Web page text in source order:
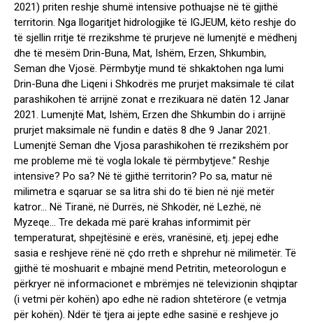
2021) priten reshje shumë intensive pothuajse në të gjithë
territorin. Nga llogaritjet hidrologjike të IGJEUM, këto reshje do
të sjellin rritje të rrezikshme të prurjeve në lumenjtë e mëdhenj
dhe të mesëm Drin-Buna, Mat, Ishëm, Erzen, Shkumbin,
Seman dhe Vjosë. Përmbytje mund të shkaktohen nga lumi
Drin-Buna dhe Liqeni i Shkodrës me prurjet maksimale të cilat
parashikohen të arrijnë zonat e rrezikuara në datën 12 Janar
2021. Lumenjtë Mat, Ishëm, Erzen dhe Shkumbin do i arrijnë
prurjet maksimale në fundin e datës 8 dhe 9 Janar 2021.
Lumenjtë Seman dhe Vjosa parashikohen të rrezikshëm por
me probleme më të vogla lokale të përmbytjeve.” Reshje
intensive? Po sa? Në të gjithë territorin? Po sa, matur në
milimetra e sqaruar se sa litra shi do të bien në një metër
katror… Në Tiranë, në Durrës, në Shkodër, në Lezhë, në
Myzeqe… Tre dekada më parë krahas informimit për
temperaturat, shpejtësinë e erës, vranësinë, etj. jepej edhe
sasia e reshjeve rënë në çdo rreth e shprehur në milimetër. Të
gjithë të moshuarit e mbajnë mend Petritin, meteorologun e
përkryer në informacionet e mbrëmjes në televizionin shqiptar
(i vetmi për kohën) apo edhe në radion shtetërore (e vetmja
për kohën). Ndër të tjera ai jepte edhe sasinë e reshjeve jo